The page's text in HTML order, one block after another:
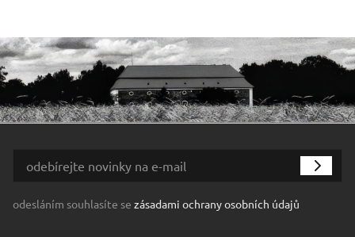
odesláním souhlasíte se zásadami ochrany osobních údajů